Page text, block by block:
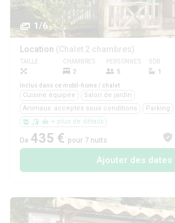
1/6
Location (Chalet 2 chambres)
TAILLE CHAMBRES
2
PERSONNES
5
SDB
1
Inclus dans ce mobil-home / chalet
Cuisine équipée
Salon de jardin
Animaux: acceptés sous conditions
Parking
+ plus de détails
De 435 € pour 7 nuits
Ajouter des dates